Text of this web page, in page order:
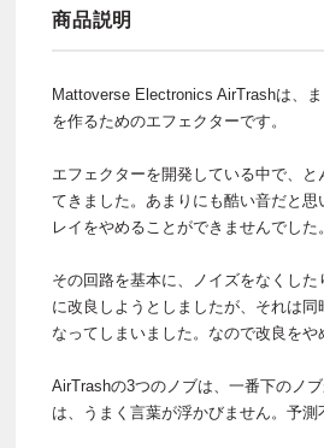
商品説明
Mattoverse Electronics AirTrashは、
を作るためのエフェクターです。
エフェクターを開発している中で、と
てきました。あまりにも酷い音だと
レイをやめることができませんでした。
その回路を基本に、ノイズをなくした
に改良しようとしましたが、それは同
なってしまいました。なので改良をや
AirTrashの3つのノブは、一番下のノ
は、うまく言葉が浮かびません。予測